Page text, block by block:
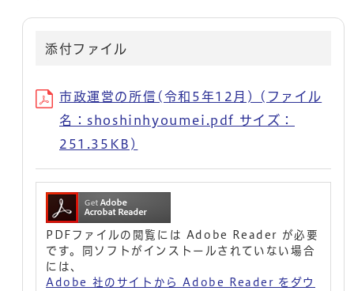
添付ファイル
市政運営の所信(令和5年12月) (ファイル
名：shoshinhyoumei.pdf サイズ：
251.35KB)
PDFファイルの閲覧には Adobe Reader が必要
です。同ソフトがインストールされていない場合
には、
Adobe 社のサイトから Adobe Reader をダウ